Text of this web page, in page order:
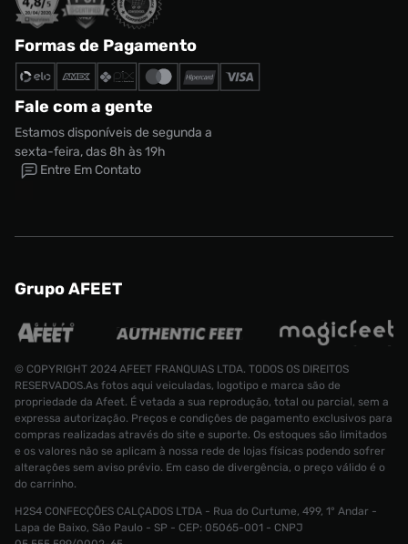
Tênis Air Jordan 6 Retro Masculino
Formas de Pagamento
Fale com a gente
Estamos disponíveis de segunda a
sexta-feira, das 8h às 19h
Entre Em Contato
Grupo AFEET
© COPYRIGHT 2024 AFEET FRANQUIAS LTDA. TODOS OS DIREITOS
RESERVADOS.As fotos aqui veiculadas, logotipo e marca são de
propriedade da Afeet. É vetada a sua reprodução, total ou parcial, sem a
expressa autorização. Preços e condições de pagamento exclusivos para
compras realizadas através do site e suporte. Os estoques são limitados
e os valores não se aplicam à nossa rede de lojas físicas podendo sofrer
alterações sem aviso prévio. Em caso de divergência, o preço válido é o
do carrinho.
H2S4 CONFECÇÕES CALÇADOS LTDA - Rua do Curtume, 499, 1° Andar -
Lapa de Baixo, São Paulo - SP - CEP: 05065-001 - CNPJ